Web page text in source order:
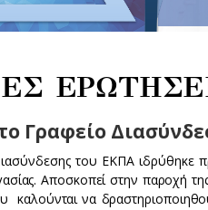
Γραφείο
του ΕΚΠΑ ιδρύθηκε
Αποσκοπεί στην παροχή
να